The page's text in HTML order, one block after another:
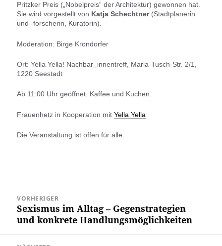
Pritzker Preis („Nobelpreis“ der Architektur) gewonnen hat.
Sie wird vorgestellt von Katja Schechtner(Stadtplanerin
und -forscherin, Kuratorin).
Moderation: Birge Krondorfer
Ort: Yella Yella! Nachbar_innentreff, Maria-Tusch-Str. 2/1,
1220 Seestadt
Ab 11:00 Uhr geöffnet. Kaffee und Kuchen.
Frauenhetz in Kooperation mitYella Yella
Die Veranstaltung ist offen für alle.
Beitragsnavigation
VORHERIGER
Vorheriger
Beitrag:
Sexismus im Alltag – Gegenstrategien
und konkrete Handlungsmöglichkeiten